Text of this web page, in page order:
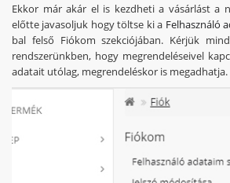
Ekkor már akár el is kezdheti a vásárlást a
előtte javasoljuk hogy töltse ki a Felhasználó
bal felső Fiókom szekciójában. Kérjük
rendszerünkben, hogy megrendeléseivel
adatait utólag, megrendeléskor is megadhatja.